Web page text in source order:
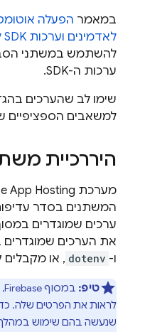
במאמר
לאדמינים וערכות SDK לאינטרנט
להשתמש במשתני
ערכות ה-SDK.
למשאבים הספציפיים
היררכיית
המשתנים בסדר
ערכים שמוגדרים
את הערכים שמוגדרים
ו- dotenv , או מקבלים
טיפ: במסוףFirebase
לראות את הפרטים שלה.
שנעשה בהם שימוש